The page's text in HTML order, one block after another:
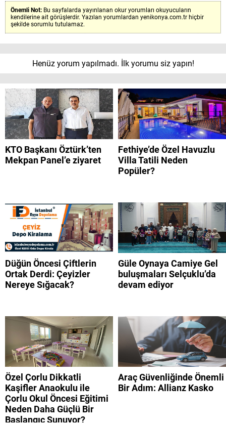
Önemli Not: Bu sayfalarda yayınlanan okur yorumları okuyucuların
kendilerine ait görüşlerdir. Yazılan yorumlardan yenikonya.com.tr hiçbir
şekilde sorumlu tutulamaz.
Henüz yorum yapılmadı. İlk yorumu siz yapın!
KTO Başkanı Öztürk’ten
Mekpan Panel’e ziyaret
Fethiye’de Özel Havuzlu
Villa Tatili Neden
Popüler?
Düğün Öncesi Çiftlerin
Ortak Derdi: Çeyizler
Nereye Sığacak?
Güle Oynaya Camiye Gel
buluşmaları Selçuklu’da
devam ediyor
Özel Çorlu Dikkatli
Kaşifler Anaokulu ile
Çorlu Okul Öncesi Eğitimi
Neden Daha Güçlü Bir
Başlangıç Sunuyor?
Araç Güvenliğinde Önemli
Bir Adım: Allianz Kasko